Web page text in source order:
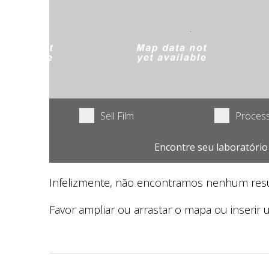
Sell Film
Encontre seu
Infelizmente, não encontramos nenhum
Favor ampliar ou arrastar o mapa ou inserir